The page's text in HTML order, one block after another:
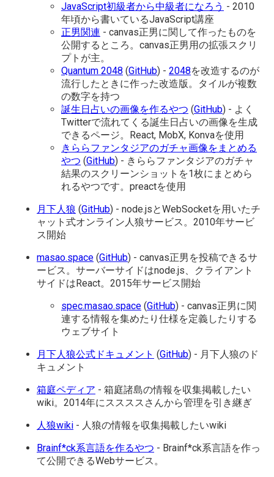
JavaScript初級者から中級者になろう - 2010
年頃から書いているJavaScript講座
正男関連 - canvas正男に関して作ったものを
公開するところ。canvas正男用の拡張スクリ
プトが主。
Quantum 2048 (GitHub) - 2048を改造するのが
流行したときに作った改造版。タイルが複数
の数字を持つ
誕生日占いの画像を作るやつ (GitHub) - よく
Twitterで流れてくる誕生日占いの画像を生成
できるページ。React, MobX, Konvaを使用
きららファンタジアのガチャ画像をまとめる
やつ (GitHub) - きららファンタジアのガチャ
結果のスクリーンショットを1枚にまとめら
れるやつです。preactを使用
月下人狼 (GitHub) - node.jsとWebSocketを用いたチ
ャット式オンライン人狼サービス。2010年サービ
ス開始
masao.space (GitHub) - canvas正男を投稿できるサ
ービス。サーバーサイドはnode.js、クライアント
サイドはReact。2015年サービス開始
spec.masao.space (GitHub) - canvas正男に関
連する情報を集めたり仕様を定義したりする
ウェブサイト
月下人狼公式ドキュメント (GitHub) - 月下人狼のド
キュメント
箱庭ペディア - 箱庭諸島の情報を収集掲載したい
wiki。2014年にススススさんから管理を引き継ぎ
人狼wiki - 人狼の情報を収集掲載したいwiki
Brainf*ck系言語を作るやつ - Brainf*ck系言語を作っ
て公開できるWebサービス。